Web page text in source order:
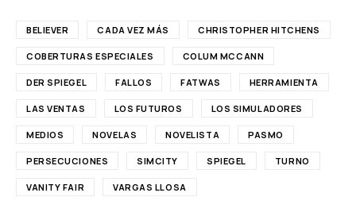
BELIEVER CADA VEZ MÁS CHRISTOPHER HITCHENS
COBERTURAS ESPECIALES COLUM MCCANN
DER SPIEGEL FALLOS FATWAS HERRAMIENTA
LAS VENTAS LOS FUTUROS LOS SIMULADORES
MEDIOS NOVELAS NOVELISTA PASMO
PERSECUCIONES SIMCITY SPIEGEL TURNO
VANITY FAIR VARGAS LLOSA